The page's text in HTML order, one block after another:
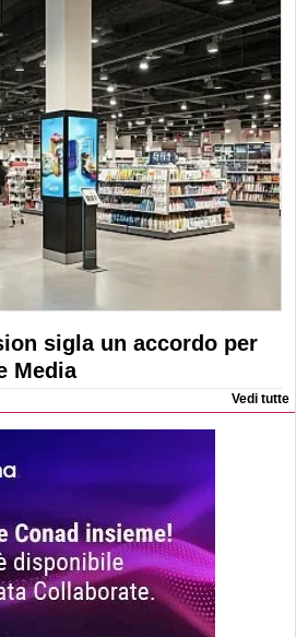
sigla un accordo per
Media
Vedi tutte